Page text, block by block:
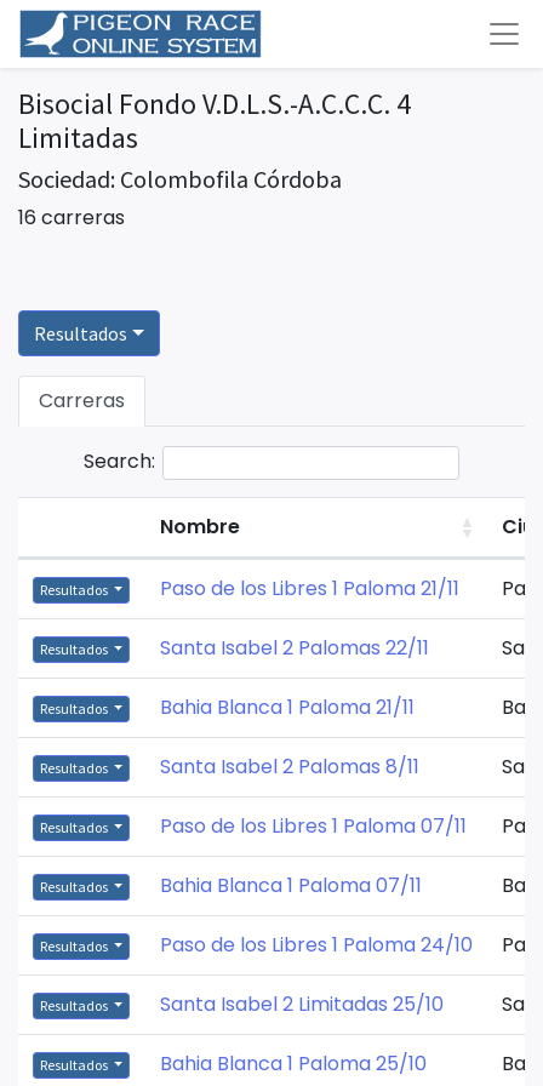
Bisocial Fondo V.D.L.S.-A.C.C.C. 4
Limitadas
Sociedad: Colombofila Córdoba
16 carreras
Resultados
Carreras
Search:
Nombre
Resultados Paso de los Libres 1 Paloma 21/11
Resultados Santa Isabel 2 Palomas 22/11
Resultados Bahia Blanca 1 Paloma 21/11
Resultados Santa Isabel 2 Palomas 8/11
Resultados Paso de los Libres 1 Paloma 07/11
Resultados Bahia Blanca 1 Paloma 07/11
Resultados Paso de los Libres 1 Paloma 24/10
Resultados Santa Isabel 2 Limitadas 25/10
Resultados Bahia Blanca 1 Paloma 25/10